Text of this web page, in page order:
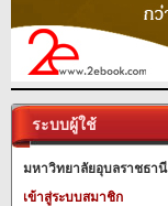
ระบบผู้ใช้
มหาวิทยาลัยอุบลราชธานี
เข้าสู่ระบบสมาชิก